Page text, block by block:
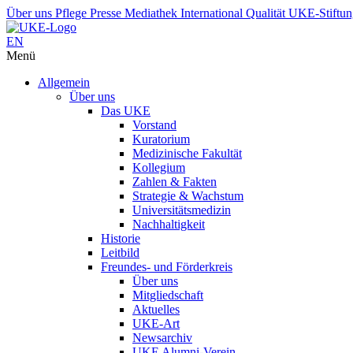
Über uns Pflege Presse Mediathek International Qualität UKE-
EN
Menü
Allgemein
Über uns
Das UKE
Vorstand
Kuratorium
Medizinische Fakultät
Kollegium
Zahlen & Fakten
Strategie & Wachstum
Universitätsmedizin
Nachhaltigkeit
Historie
Leitbild
Freundes- und Förderkreis
Über uns
Mitgliedschaft
Aktuelles
UKE-Art
Newsarchiv